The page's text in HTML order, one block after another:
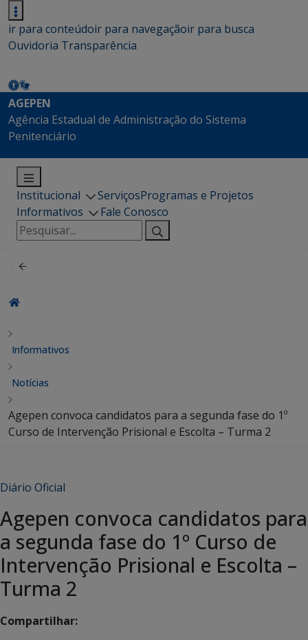
ir para conteúdoir para navegaçãoir para busca
Ouvidoria Transparência
AGEPEN
Agência Estadual de Administração do Sistema
Penitenciário
Institucional ServiçosProgramas e Projetos
Informativos
Fale Conosco
Pesquisar
por:
Informativos
Notícias
Agepen convoca candidatos para a segunda fase do 1º
Curso de Intervenção Prisional e Escolta – Turma 2
Diário Oficial
Agepen convoca candidatos para
a segunda fase do 1º Curso de
Intervenção Prisional e Escolta –
Turma 2
Compartilhar: